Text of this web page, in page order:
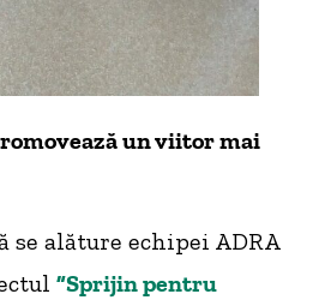
un viitor mai
se alăture echipei ADRA
”Sprijin pentru